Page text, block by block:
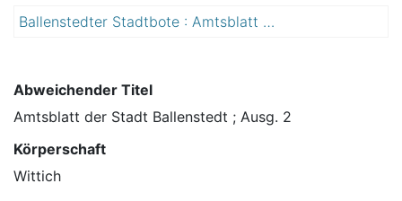
Ballenstedter Stadtbote : Amtsblatt der Stadt Ballenstedt : Erholungsort im Harzkreis mit den Ortsteilen Asmusstedt, Badeborn, Opperode, Radisleben und Rieder
Abweichender Titel
Amtsblatt der Stadt Ballenstedt ; Ausg. 2
Körperschaft
Wittich